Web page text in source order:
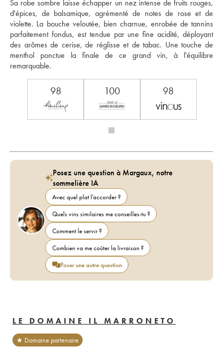
Sa robe sombre laisse échapper un nez intense de fruits rouges,
d'épices, de balsamique, agrémenté de notes de rose et de
violette. La bouche veloutée, bien charnue, enrobée de tannins
parfaitement fondus, est tendue par une fine acidité, déployant
des arômes de cerise, de réglisse et de tabac. Une touche de
menthol ponctue la finale de ce grand vin, à l'équilibre
remarquable.
98 100 98
Posez une question à Margaux, notre
sommelière IA
Avec quel plat l'accorder ?
Quels vins similaires me conseilles-tu ?
Comment le servir ?
Combien va me coûter la livraison ?
Poser une autre question
LE DOMAINE IL MARRONETO
★ Domaine partenaire